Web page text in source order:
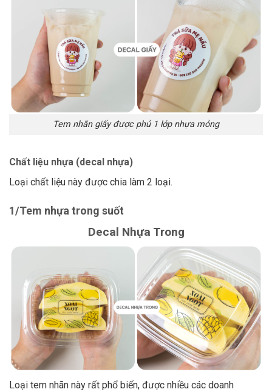
Tem nhãn giấy được phủ 1 lớp nhựa mỏng
Chất liệu nhựa (decal nhựa)
Loại chất liệu này được chia làm 2 loại.
1/Tem nhựa trong suốt
Decal Nhựa Trong
Loại tem nhãn này rất phổ biến, được nhiều các doanh